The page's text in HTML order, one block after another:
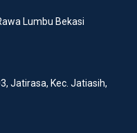
Lumbu Bekasi
Jatirasa, Kec. Jatiasih,